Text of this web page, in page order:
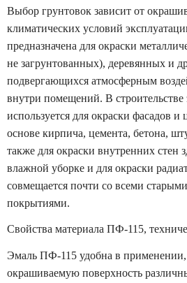
Выбор грунтовок зависит от
климатических условий
предназначена для окраски
не загрунтованных), деревянных и
подвергающихся атмосферным
внутри помещений. В
используется для окраски фасадов и
основе кирпича, цемента, бетона,
также для окраски внутренних стен
влажной уборке и для окраски
совмещается почти со всеми
покрытиями.
Свойства материала ПФ-115,
Эмаль ПФ-115 удобна в применении,
окрашиваемую поверхность